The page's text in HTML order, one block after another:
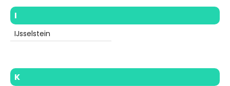
I
IJsselstein
K